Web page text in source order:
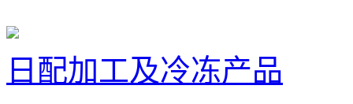
日配加工及冷冻产品